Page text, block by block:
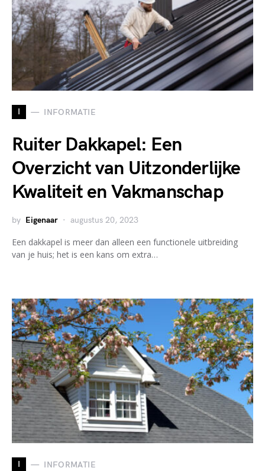
I INFORMATIE
Ruiter Dakkapel: Een
Overzicht van Uitzonderlijke
Kwaliteit en Vakmanschap
by Eigenaar augustus 20, 2023
Een dakkapel is meer dan alleen een functionele uitbreiding
van je huis; het is een kans om extra…
I INFORMATIE